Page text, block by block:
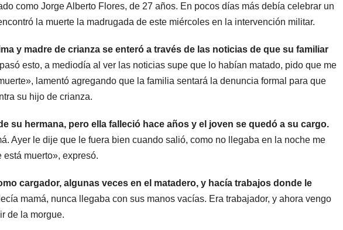
como Jorge Alberto Flores, de 27 años. En pocos días más debía celebrar un
la muerte la madrugada de este miércoles en la intervención militar.
y madre de crianza se enteró a través de las noticias de que su familiar
esto, a mediodía al ver las noticias supe que lo habían matado, pido que me
lamentó agregando que la familia sentará la denuncia formal para que
su hijo de crianza.
su hermana, pero ella falleció hace años y el joven se quedó a su cargo.
Ayer le dije que le fuera bien cuando salió, como no llegaba en la noche me
está muerto», expresó.
cargador, algunas veces en el matadero, y hacía trabajos donde le
mamá, nunca llegaba con sus manos vacías. Era trabajador, y ahora vengo
de la morgue.